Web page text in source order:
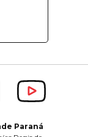
Paraná